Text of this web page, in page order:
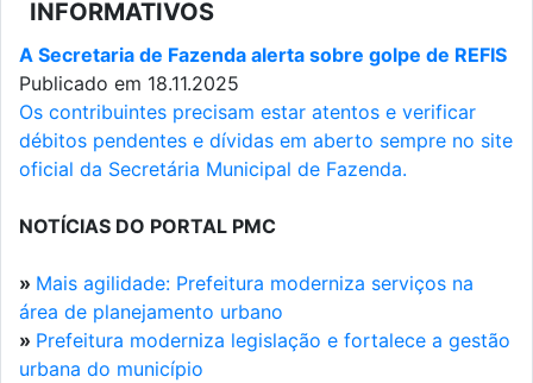
INFORMATIVOS
A Secretaria de Fazenda alerta sobre golpe de REFIS
Publicado em 18.11.2025
Os contribuintes precisam estar atentos e verificar
débitos pendentes e dívidas em aberto sempre no site
oficial da Secretária Municipal de Fazenda.
NOTÍCIAS DO PORTAL PMC
» Mais agilidade: Prefeitura moderniza serviços na
área de planejamento urbano
» Prefeitura moderniza legislação e fortalece a gestão
urbana do município